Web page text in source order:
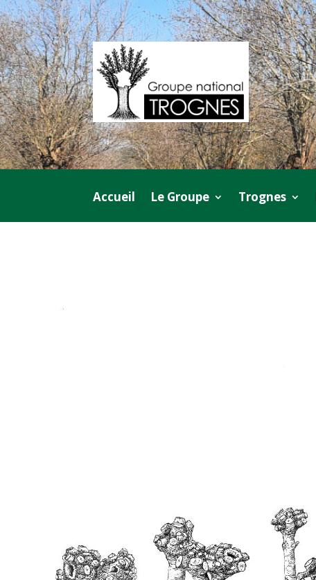
Accueil Le Groupe Trognes